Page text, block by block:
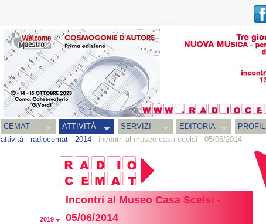
CEMAT ATTIVITÀ SERVIZI EDITORIA PROFILI
attività- radiocemat - 2014 - incontri al museo casa scelsi - 05/06/2014
2019
Incontri al Museo Casa Scelsi -
05/06/2014